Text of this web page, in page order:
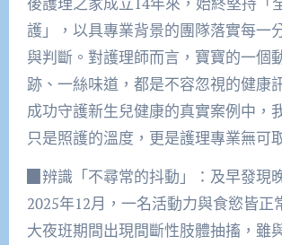
護」，以具專業背景的團隊落實每一
與判斷。對護理師而言，寶寶的一個
跡、一絲味道，都是不容忽視的健康
成功守護新生兒健康的真實案例中，
只是照護的溫度，更是護理專業無可
▉辨識「不尋常的抖動」：及早發現
2025年12月，一名活動力與食慾皆正
大夜班期間出現間斷性肢體抽搐，雖